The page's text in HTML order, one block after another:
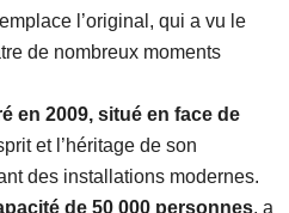
l’original, qui a vu le
de nombreux moments
en 2009, situé en face de
et l’héritage de son
des installations modernes.
de 50 000 personnes, a